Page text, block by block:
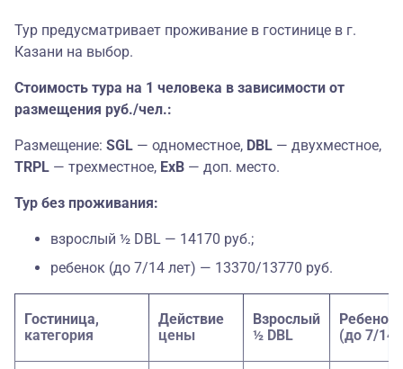
Тур предусматривает проживание в гостинице в г.
Казани на выбор.
Стоимость тура на 1 человека в зависимости от
размещения руб./чел.:
Размещение: SGL — одноместное, DBL — двухместное,
TRPL — трехместное, ExB — доп. место.
Тур без проживания:
взрослый ½ DBL — 14170 руб.;
ребенок (до 7/14 лет) — 13370/13770 руб.
Гостиница,
категория
Действие
цены
Взрослый
½ DBL
Ребенок
(до 7/14